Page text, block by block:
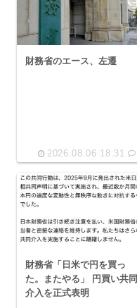
財務省のエース、左遷
2026.08.06 18:31
財務省「日米で円を買っ
た。またやる」 円買い共同
介入を正式表明